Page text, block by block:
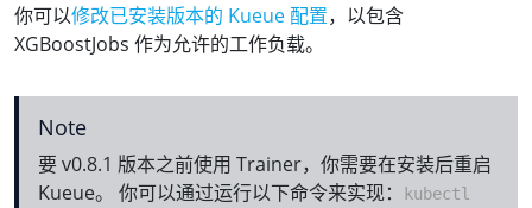
你可以修改已安装版本的 Kueue 配置，以包含
XGBoostJobs 作为允许的工作负载。
Note
要 v0.8.1 版本之前使用 Trainer，你需要在安装后重启
Kueue。 你可以通过运行以下命令来实现：
kubectl